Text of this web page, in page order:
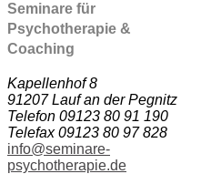
Seminare für
Psychotherapie &
Coaching
Kapellenhof 8
91207 Lauf an der Pegnitz
Telefon 09123 80 91 190
Telefax 09123 80 97 828
info@seminare-
psychotherapie.de